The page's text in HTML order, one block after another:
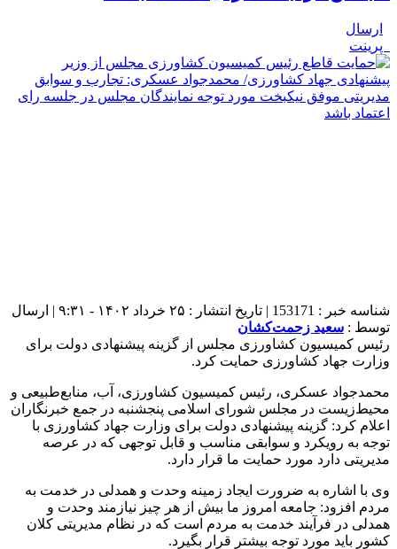
ارسال
پرینت
شناسه خبر : 153171 | تاریخ انتشار : ۲۵ خرداد ۱۴۰۲ - ۹:۳۱ | ارسال
توسط : سعید زحمت‌کشان
رئیس کمیسیون کشاورزی مجلس از گزینه پیشنهادی دولت برای
وزارت جهاد کشاورزی حمایت کرد.
محمدجواد عسکری، رئیس کمیسیون کشاورزی، آب، منابع‌طبیعی و
محیط‌زیست در مجلس شورای اسلامی پنجشنبه در جمع خبرنگاران
اعلام کرد: گزینه پیشنهادی دولت برای وزارت جهاد کشاورزی با
توجه به رویکرد و سوابقی مناسب و قابل توجهی که در عرصه
مدیریتی دارد مورد حمایت ما قرار دارد.
وی با اشاره به ضرورت ایجاد زمینه وحدت و همدلی در خدمت به
مردم افزود: جامعه امروز ما بیش از هر چیز نیازمند وحدت و
همدلی در فرآیند خدمت به مردم است که در نظام مدیریتی کلان
کشور باید مورد توجه بیشتر قرار بگیرد.